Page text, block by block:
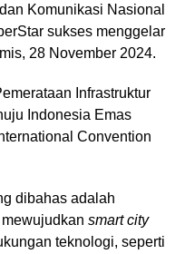
Komunikasi Nasional
sukses menggelar
28 November 2024.
Infrastruktur
Indonesia Emas
Convention
dibahas adalah
smart city
teknologi, seperti